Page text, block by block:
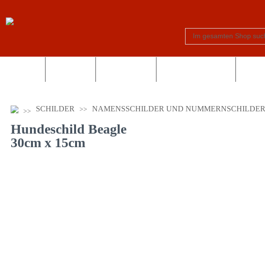
SCHILDER NAMENSSCHILDER UND NUMMERNSCHILDER
Hundeschild Beagle
30cm x 15cm